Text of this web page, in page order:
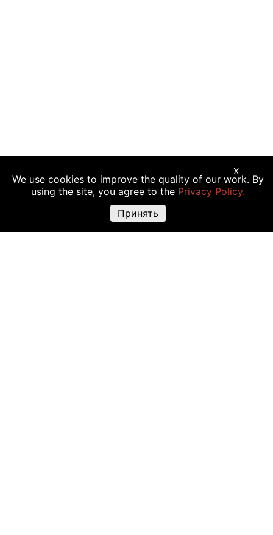
Предупреждение о рисках: Торговые операции с криптовалютой,
акциями и другими финансовыми инструментами подходят не всем
инвесторам, так как сопряжены с риском полной или частичной
утраты вложений. Крайне высокая волатильность стоимости
криптовалюты объясняется прямой зависимостью ее цены от
множества факторов: изменения законодательства, финансовые
We use cookies to improve the quality of our work. By
using the site, you agree to the Privacy Policy.
Принять
X